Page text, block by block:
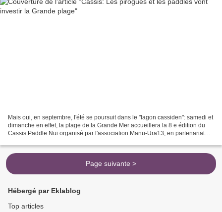
Mais oui, en septembre, l'été se poursuit dans le "lagon cassiden": samedi et
dimanche en effet, la plage de la Grande Mer accueillera la 8 e édition du
Cassis Paddle Nui organisé par l'association Manu-Ura13, en partenariat
Page suivante >
Hébergé par Eklablog
Top articles